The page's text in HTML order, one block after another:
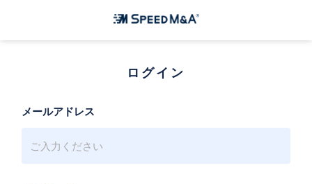
ログイン
メールアドレス